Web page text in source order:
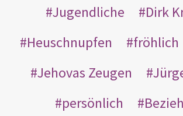
Jugendliche
Dirk
Heuschnupfen
fröhlich
Jehovas Zeugen
persönlich